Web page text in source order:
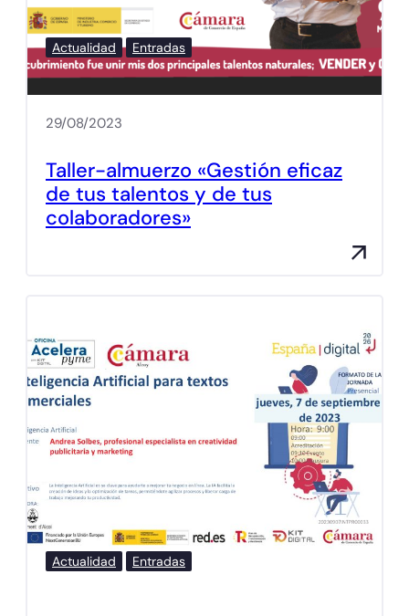
Actualidad Entradas
29/08/2023
Taller-almuerzo «Gestión eficaz
de tus talentos y de tus
colaboradores»
Actualidad Entradas